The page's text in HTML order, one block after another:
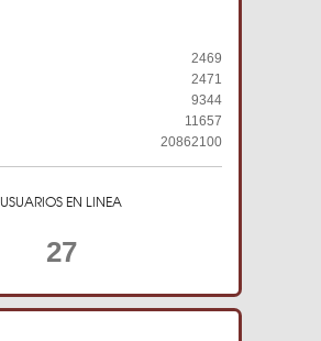
2469
2471
9344
11657
20862100
USUARIOS EN LINEA
27